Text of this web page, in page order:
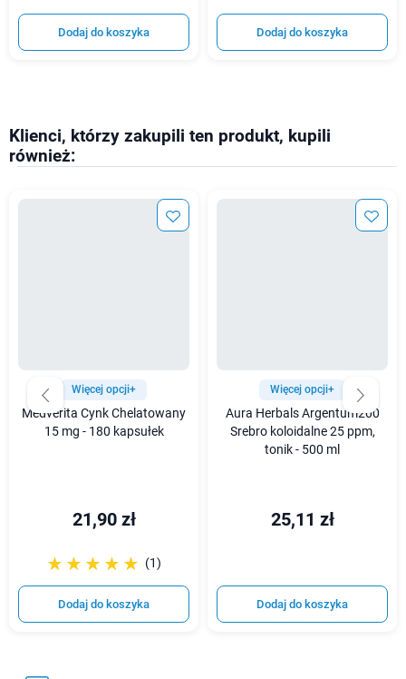
Dodaj do koszyka Dodaj do koszyka
Klienci, którzy zakupili ten produkt, kupili
również:
Więcej opcji+
Medverita Cynk Chelatowany
15 mg - 180 kapsułek
21,90 zł
☆☆☆☆☆
★★★★★ (1)
Dodaj do koszyka
Więcej opcji+
Aura Herbals Argentum200
Srebro koloidalne 25 ppm,
tonik - 500 ml
25,11 zł
Dodaj do koszyka